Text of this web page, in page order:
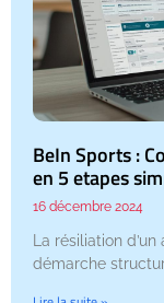
BeIn Sports :
en 5 etapes
16 décembre 2024
La résiliation
démarche